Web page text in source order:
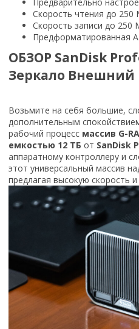
Скорость чтения до 250
Скорость записи до 250
Предформатированная
ОБЗОР SanDisk
Зеркало Внешний
Возьмите на себя большие,
дополнительным
рабочий процесс массив G-
емкостью 12 ТБ от SanDisk
аппаратному контроллеру и
этот универсальный массив
предлагая высокую скорость